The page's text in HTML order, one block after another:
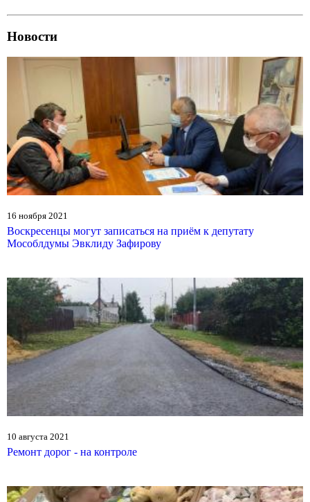
Новости
16 ноября 2021
Воскресенцы могут записаться на приём к депутату
Мособлдумы Эвклиду Зафирову
10 августа 2021
Ремонт дорог - на контроле